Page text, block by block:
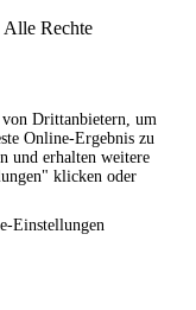
Rechte
von Drittanbietern, um
Online-Ergebnis zu
und erhalten weitere
klicken oder
Einstellungen